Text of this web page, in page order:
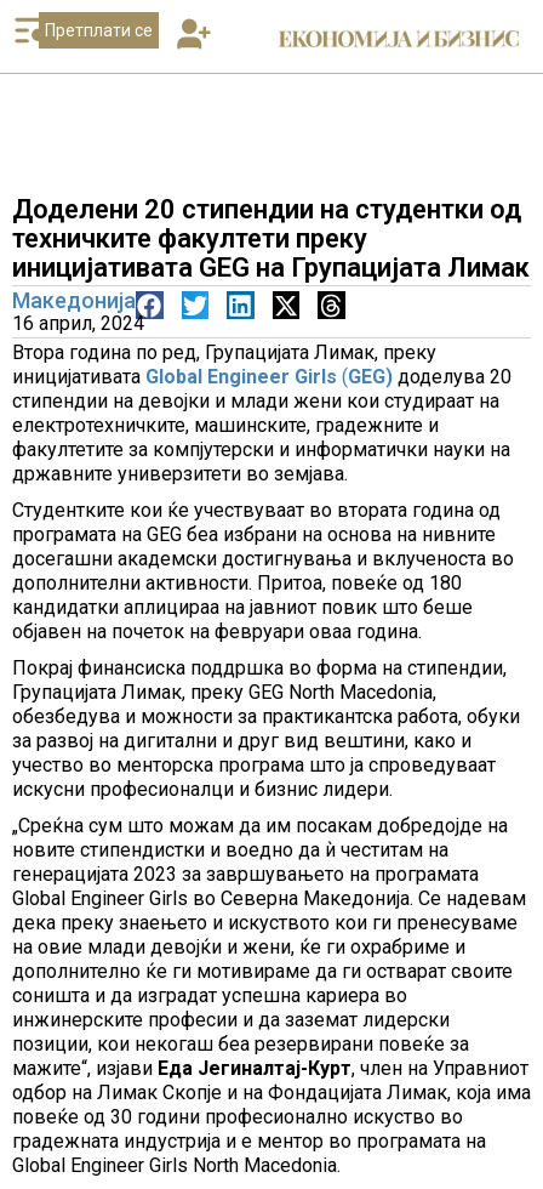
Претплати се
Доделени 20 стипендии на студентки од
техничките факултети преку
иницијативата GEG на Групацијата Лимак
Македонија
16 април, 2024
Втора година по ред, Групацијата Лимак, преку
иницијативата Global Engineer Girls (GEG) доделува 20
стипендии на девојки и млади жени кои студираат на
електротехничките, машинските, градежните и
факултетите за компјутерски и информатички науки на
државните универзитети во земјава.
Студентките кои ќе учествуваат во втората година од
програмата на GEG беа избрани на основа на нивните
досегашни академски достигнувања и вклученоста во
дополнителни активности. Притоа, повеќе од 180
кандидатки аплицираа на јавниот повик што беше
објавен на почеток на февруари оваа година.
Покрај финансиска поддршка во форма на стипендии,
Групацијата Лимак, преку GEG North Macedonia,
обезбедува и можности за практикантска работа, обуки
за развој на дигитални и друг вид вештини, како и
учество во менторска програма што ја спроведуваат
искусни професионалци и бизнис лидери.
„Среќна сум што можам да им посакам добредојде на
новите стипендистки и воедно да ѝ честитам на
генерацијата 2023 за завршувањето на програмата
Global Engineer Girls во Северна Македонија. Се надевам
дека преку знаењето и искуството кои ги пренесуваме
на овие млади девојќи и жени, ќе ги охрабриме и
дополнително ќе ги мотивираме да ги остварат своите
соништа и да изградат успешна кариера во
инжинерските професии и да заземат лидерски
позиции, кои некогаш беа резервирани повеќе за
мажите“, изјави Еда Јегиналтај-Курт, член на Управниот
одбор на Лимак Скопје и на Фондацијата Лимак, која има
повеќе од 30 години професионално искуство во
градежната индустрија и е ментор во програмата на
Global Engineer Girls North Macedonia.